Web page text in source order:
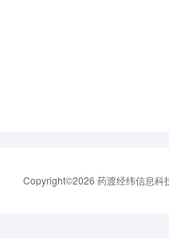
Copyright©2026 药渡经纬信息科